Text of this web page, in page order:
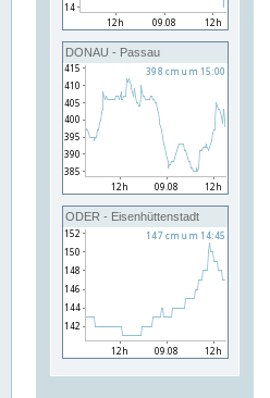
DONAU - Passau
ODER - Eisenhüttenstadt